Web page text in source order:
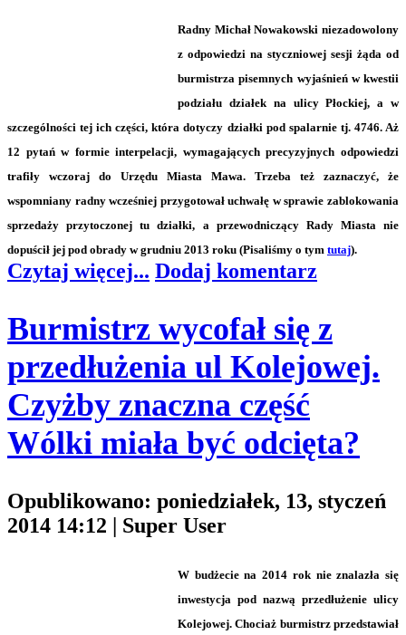
Radny Michał Nowakowski niezadowolony
z odpowiedzi na styczniowej sesji żąda od
burmistrza pisemnych wyjaśnień w kwestii
podziału działek na ulicy Płockiej, a w
szczególności tej ich części, która dotyczy działki pod spalarnie tj. 4746. Aż
12 pytań w formie interpelacji, wymagających precyzyjnych odpowiedzi
trafiły wczoraj do Urzędu Miasta Mawa. Trzeba też zaznaczyć, że
wspomniany radny wcześniej przygotował uchwałę w sprawie zablokowania
sprzedaży przytoczonej tu działki, a przewodniczący Rady Miasta nie
dopuścił jej pod obrady w grudniu 2013 roku (Pisaliśmy o tym tutaj).
Czytaj więcej... Dodaj komentarz
Burmistrz wycofał się z
przedłużenia ul Kolejowej.
Czyżby znaczna część
Wólki miała być odcięta?
Opublikowano: poniedziałek, 13, styczeń
2014 14:12
Super User
W budżecie na 2014 rok nie znalazła się
inwestycja pod nazwą przedłużenie ulicy
Kolejowej. Chociaż burmistrz przedstawiał